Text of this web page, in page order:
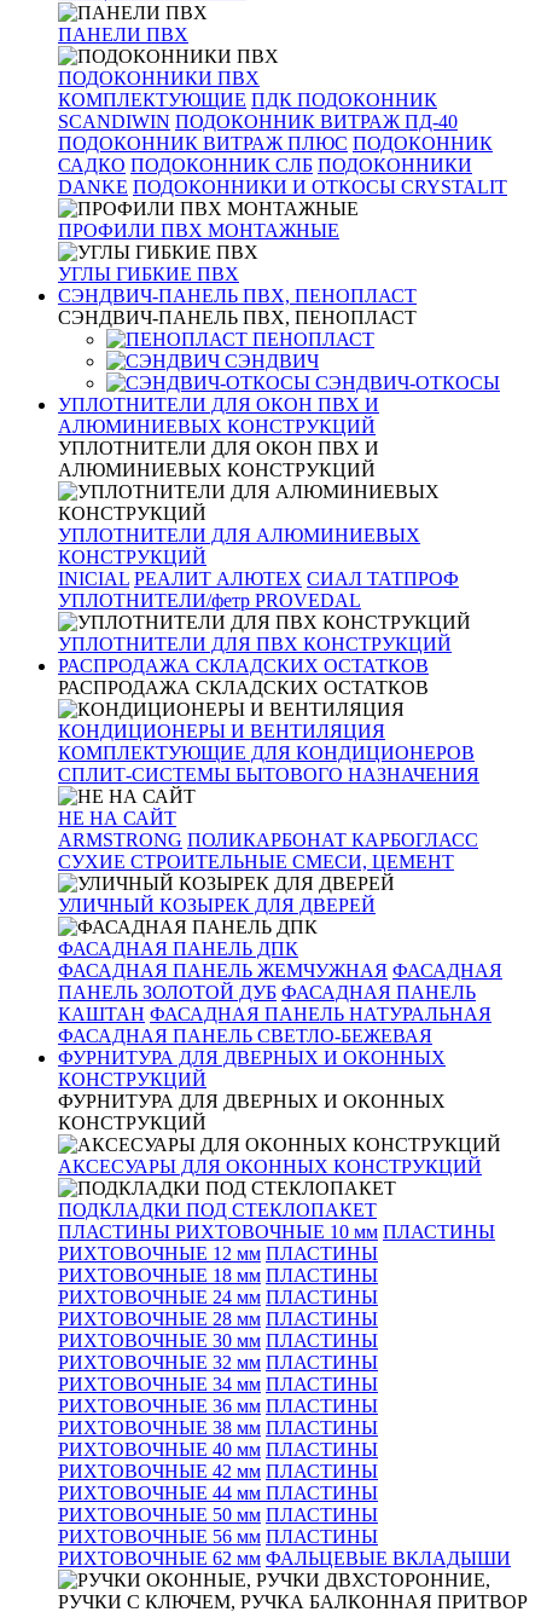
ПАНЕЛИ ПВХ
ПОДОКОННИКИ ПВХ
КОМПЛЕКТУЮЩИЕ ПДК ПОДОКОННИК
SCANDIWIN ПОДОКОННИК ВИТРАЖ ПД-40
ПОДОКОННИК ВИТРАЖ ПЛЮС ПОДОКОННИК
САДКО ПОДОКОННИК СЛБ ПОДОКОННИКИ
DANKE ПОДОКОННИКИ И ОТКОСЫ CRYSTALIT
ПРОФИЛИ ПВХ МОНТАЖНЫЕ
УГЛЫ ГИБКИЕ ПВХ
СЭНДВИЧ-ПАНЕЛЬ ПВХ, ПЕНОПЛАСТ
СЭНДВИЧ-ПАНЕЛЬ ПВХ, ПЕНОПЛАСТ
ПЕНОПЛАСТ
СЭНДВИЧ
СЭНДВИЧ-ОТКОСЫ
УПЛОТНИТЕЛИ ДЛЯ ОКОН ПВХ И
АЛЮМИНИЕВЫХ КОНСТРУКЦИЙ
УПЛОТНИТЕЛИ ДЛЯ ОКОН ПВХ И
АЛЮМИНИЕВЫХ КОНСТРУКЦИЙ
УПЛОТНИТЕЛИ ДЛЯ АЛЮМИНИЕВЫХ
КОНСТРУКЦИЙ
INICIAL РЕАЛИТ АЛЮТЕХ СИАЛ ТАТПРОФ
УПЛОТНИТЕЛИ/фетр PROVEDAL
УПЛОТНИТЕЛИ ДЛЯ ПВХ КОНСТРУКЦИЙ
РАСПРОДАЖА СКЛАДСКИХ ОСТАТКОВ
РАСПРОДАЖА СКЛАДСКИХ ОСТАТКОВ
КОНДИЦИОНЕРЫ И ВЕНТИЛЯЦИЯ
КОМПЛЕКТУЮЩИЕ ДЛЯ КОНДИЦИОНЕРОВ
СПЛИТ-СИСТЕМЫ БЫТОВОГО НАЗНАЧЕНИЯ
НЕ НА САЙТ
ARMSTRONG ПОЛИКАРБОНАТ КАРБОГЛАСС
СУХИЕ СТРОИТЕЛЬНЫЕ СМЕСИ, ЦЕМЕНТ
УЛИЧНЫЙ КОЗЫРЕК ДЛЯ ДВЕРЕЙ
ФАСАДНАЯ ПАНЕЛЬ ДПК
ФАСАДНАЯ ПАНЕЛЬ ЖЕМЧУЖНАЯ ФАСАДНАЯ
ПАНЕЛЬ ЗОЛОТОЙ ДУБ ФАСАДНАЯ ПАНЕЛЬ
КАШТАН ФАСАДНАЯ ПАНЕЛЬ НАТУРАЛЬНАЯ
ФАСАДНАЯ ПАНЕЛЬ СВЕТЛО-БЕЖЕВАЯ
ФУРНИТУРА ДЛЯ ДВЕРНЫХ И ОКОННЫХ
КОНСТРУКЦИЙ
ФУРНИТУРА ДЛЯ ДВЕРНЫХ И ОКОННЫХ
КОНСТРУКЦИЙ
АКСЕСУАРЫ ДЛЯ ОКОННЫХ КОНСТРУКЦИЙ
ПОДКЛАДКИ ПОД СТЕКЛОПАКЕТ
ПЛАСТИНЫ РИХТОВОЧНЫЕ 10 мм ПЛАСТИНЫ
РИХТОВОЧНЫЕ 12 мм ПЛАСТИНЫ
РИХТОВОЧНЫЕ 18 мм ПЛАСТИНЫ
РИХТОВОЧНЫЕ 24 мм ПЛАСТИНЫ
РИХТОВОЧНЫЕ 28 мм ПЛАСТИНЫ
РИХТОВОЧНЫЕ 30 мм ПЛАСТИНЫ
РИХТОВОЧНЫЕ 32 мм ПЛАСТИНЫ
РИХТОВОЧНЫЕ 34 мм ПЛАСТИНЫ
РИХТОВОЧНЫЕ 36 мм ПЛАСТИНЫ
РИХТОВОЧНЫЕ 38 мм ПЛАСТИНЫ
РИХТОВОЧНЫЕ 40 мм ПЛАСТИНЫ
РИХТОВОЧНЫЕ 42 мм ПЛАСТИНЫ
РИХТОВОЧНЫЕ 44 мм ПЛАСТИНЫ
РИХТОВОЧНЫЕ 50 мм ПЛАСТИНЫ
РИХТОВОЧНЫЕ 56 мм ПЛАСТИНЫ
РИХТОВОЧНЫЕ 62 мм ФАЛЬЦЕВЫЕ ВКЛАДЫШИ